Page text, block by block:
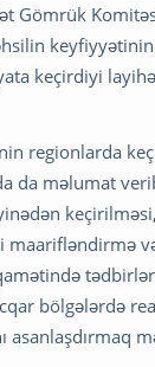
Gömrük
keyfiyyətinin
keçirdiyi
regionlarda
da məlumat
maarifləndirmə
bölgələrdə
asanlaşdırmaq